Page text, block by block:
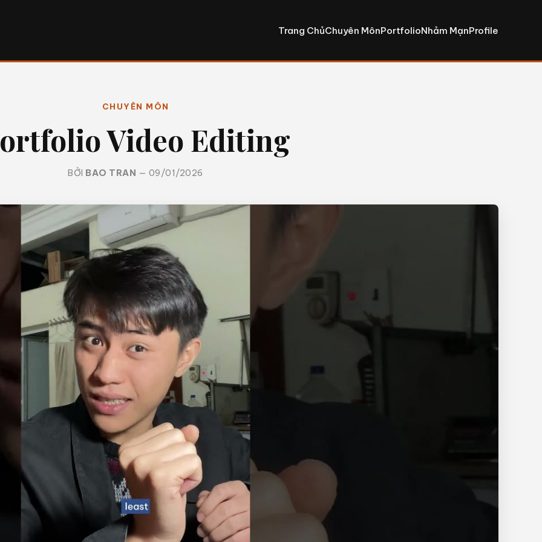
Trang ChủChuyên MônPortfolioNhảm MạnProfile
CHUYÊN MÔN
Video Editing
BỞI BAO TRAN — 09/01/2026